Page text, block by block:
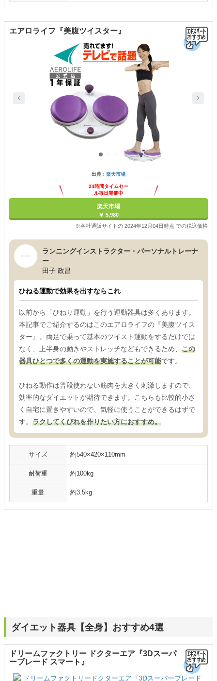
エアロライフ『美腹ツイスター』
出典： 楽天市場
24時間タイムセー
ル毎日開催中
楽天市場
￥ 5,980
※各社通販サイトの 2024年12月04日時点 での税込価格
ランニングインストラクター・パーソナルトレーナ
ー
田子 政昌
ひねる運動で効果を出すならこれ
以前から「ひねり運動」を行う運動器具は多くあります。
本記事でご紹介するのはこのエアロライフの『美腹ツイス
ター』。両足で乗って基本のツイスト運動をするだけでは
なく、上半身の動きやストレッチなどもできるため、 この
器具ひとつで多くの運動を実施することが可能です。
ひねる動作は普段使わない筋肉を大きく刺激しますので、
効率的なダイエットが期待できます。こちらも比較的小さ
く自宅に置きやすいので、気軽に使うことができるはずで
す。 ラクしてくびれを作りたい方におすすめ。
サイズ 約540×420×110mm
耐荷重 約100kg
重量 約3.5kg
ダイエット器具【全身】おすすめ4選
ドリームファクトリー ドクターエア『3Dスーパ
ーブレード スマート』